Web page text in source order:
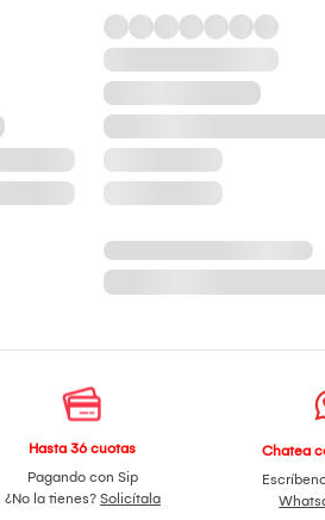
Hasta 36 cuotas
Pagando con Sip
¿No la tienes? Solicítala
Chatea